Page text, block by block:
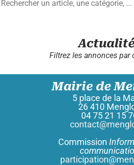
Filtrez les annonces par
Mairie de
5 place de la
26 410
04 75 21 15
Commission